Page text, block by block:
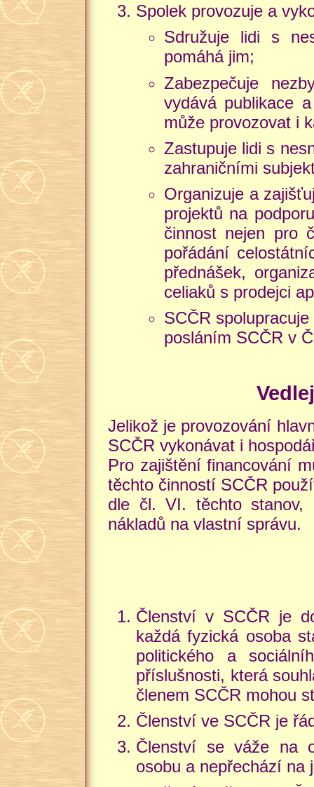
Spolek provozuje a
Sdružuje lidi s
pomáhá jim;
Zabezpečuje
vydává publikace
může provozovat i
Zastupuje lidi s
zahraničními
Organizuje a
projektů na
činnost nejen pro
pořádání
přednášek,
celiaků s prodejci
SCČR
posláním SCČR v
Jelikož je provozování
SCČR vykonávat i
Pro zajištění financování
těchto činností SCČR
dle čl. VI. těchto stanov,
nákladů na vlastní správu.
Členství v SCČR je
každá fyzická osoba
politického a
příslušnosti, která
členem SCČR mohou
Členství ve SCČR je
Členství se váže na
osobu a nepřechází na